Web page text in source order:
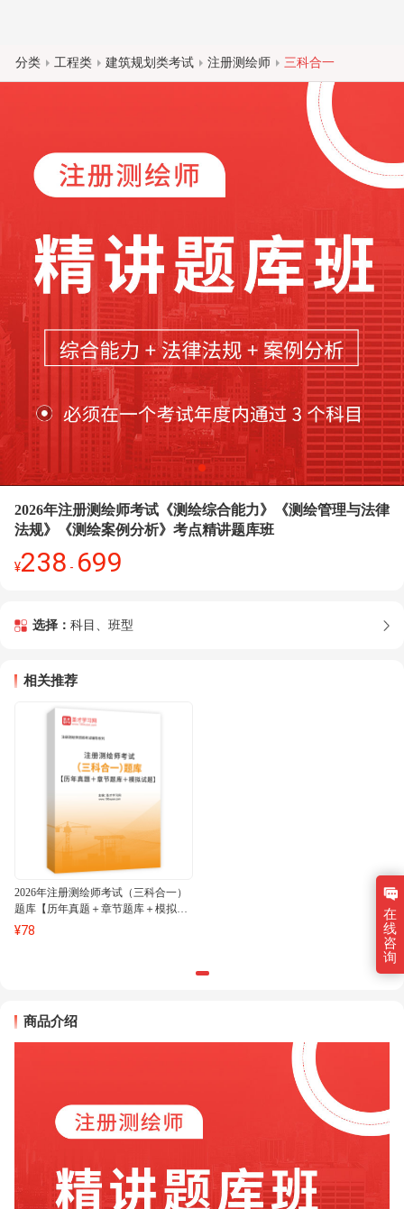
分类 工程类 建筑规划类考试 注册测绘师 三科合一
2026年注册测绘师考试《测绘综合能力》《测绘管理与法律
法规》《测绘案例分析》考点精讲题库班
¥238 - 699
选择： 科目、班型
相关推荐
2026年注册测绘师考试（三科合一）
题库【历年真题＋章节题库＋模拟试
题】AI讲解
¥78
商品介绍
在
线
咨
询